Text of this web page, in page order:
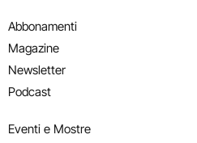
Abbonamenti
Magazine
Newsletter
Podcast
Eventi e Mostre